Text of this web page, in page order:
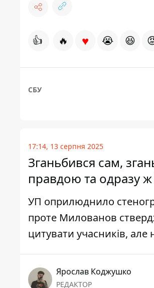
👍 🔥 ♥ 😭 😆
СБУ
17:14, 13 серпня 2025
Зганьбився сам,
правдою та одразу ж
УП оприлюднило
проте Милованов
цитувати учасників,
Ярослав Коджушко
РЕДАКТОР